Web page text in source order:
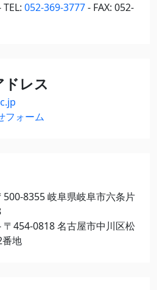
052-369-3777- FAX: 052-
ドレス
フォーム
500-8355 岐阜県岐阜市六条片
〒454-0818 名古屋市中川区松
地